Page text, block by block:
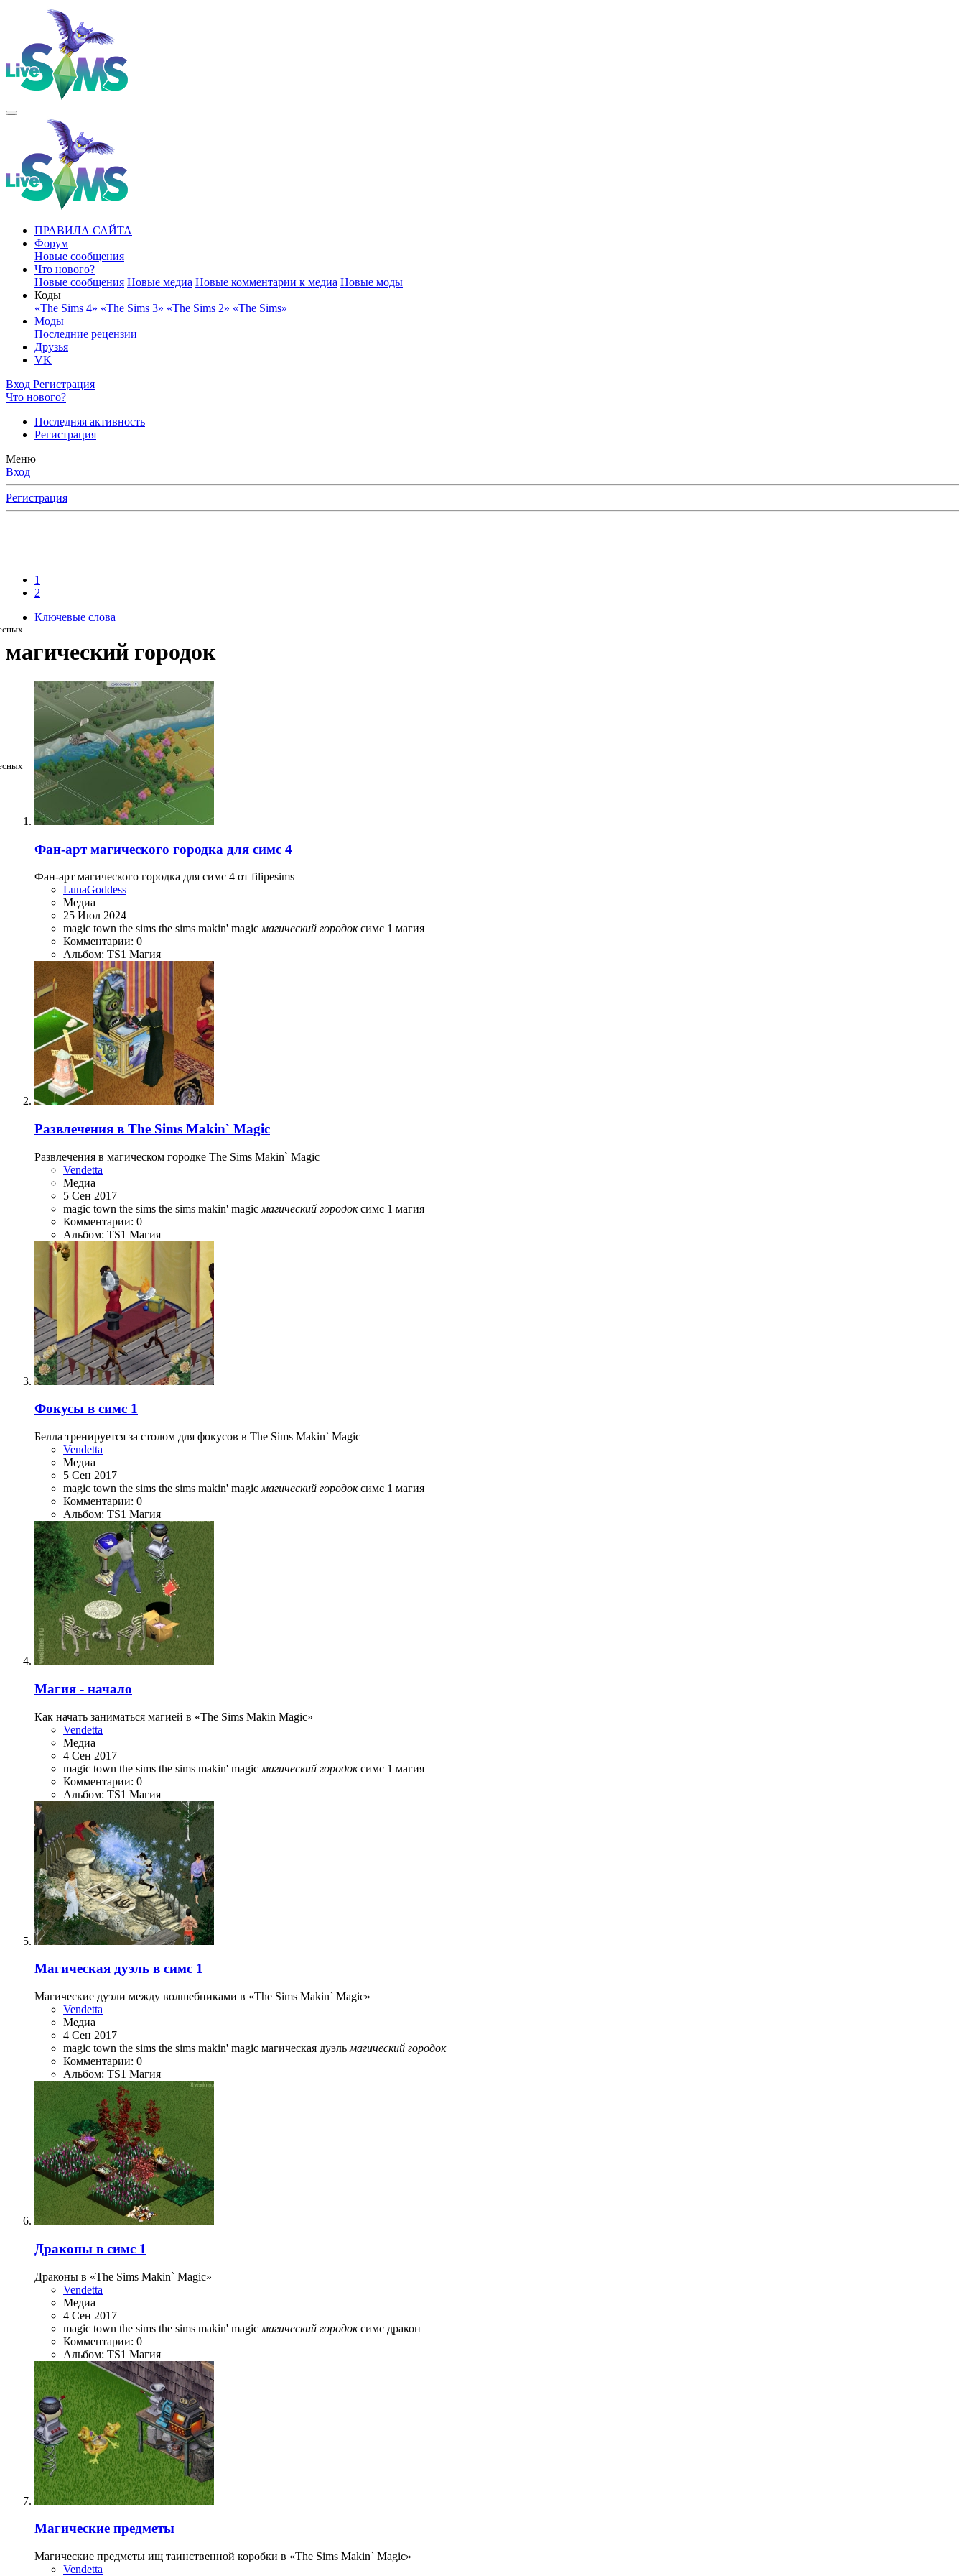
ПРАВИЛА САЙТА
Форум
Новые сообщения
Что нового?
Новые сообщения Новые медиа Новые комментарии к медиа Новые моды
Коды
«The Sims 4» «The Sims 3» «The Sims 2» «The Sims»
Моды
Последние рецензии
Друзья
VK
Вход Регистрация
Что нового?
Последняя активность
Регистрация
Меню
Вход
Регистрация
1
2
Ключевые слова
магический городок
Фан-арт магического городка для симс 4
Фан-арт магического городка для симс 4 от filipesims
LunaGoddess
Медиа
25 Июл 2024
magic town the sims the sims makin' magic магический городок симс 1 магия
Комментарии: 0
Альбом: TS1 Магия
Развлечения в The Sims Makin` Magic
Развлечения в магическом городке The Sims Makin` Magic
Vendetta
Медиа
5 Сен 2017
magic town the sims the sims makin' magic магический городок симс 1 магия
Комментарии: 0
Альбом: TS1 Магия
Фокусы в симс 1
Белла тренируется за столом для фокусов в The Sims Makin` Magic
Vendetta
Медиа
5 Сен 2017
magic town the sims the sims makin' magic магический городок симс 1 магия
Комментарии: 0
Альбом: TS1 Магия
Магия - начало
Как начать заниматься магией в «The Sims Makin Magic»
Vendetta
Медиа
4 Сен 2017
magic town the sims the sims makin' magic магический городок симс 1 магия
Комментарии: 0
Альбом: TS1 Магия
Магическая дуэль в симс 1
Магические дуэли между волшебниками в «The Sims Makin` Magic»
Vendetta
Медиа
4 Сен 2017
magic town the sims the sims makin' magic магическая дуэль магический городок
Комментарии: 0
Альбом: TS1 Магия
Драконы в симс 1
Драконы в «The Sims Makin` Magic»
Vendetta
Медиа
4 Сен 2017
magic town the sims the sims makin' magic магический городок симс дракон
Комментарии: 0
Альбом: TS1 Магия
Магические предметы
Магические предметы ищ таинственной коробки в «The Sims Makin` Magic»
Vendetta